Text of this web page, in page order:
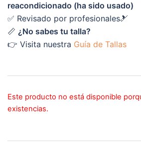
reacondicionado (ha sido usado)
✅ Revisado por profesionales🎿
📏 ¿No sabes tu talla?
👉 Visita nuestra Guía de Tallas
Este producto no está disponible
existencias.